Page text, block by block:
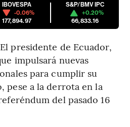
IBOVESPA
-0.06%
177,894.97
S&P/BMV IPC
+0.20%
66,833.16
presidente de Ecuador,
impulsará nuevas
para cumplir su
pese a la derrota en la
del pasado 16